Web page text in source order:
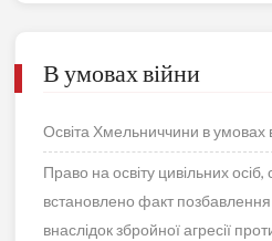
В умовах війни
Освіта Хмельниччини в умовах
Право на освіту цивільних осіб,
встановлено факт
внаслідок збройної агресії